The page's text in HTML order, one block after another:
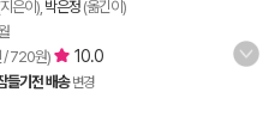
은이), 박은정 (옮긴이)
/ 720원) 10.0
들기전 배송 변경